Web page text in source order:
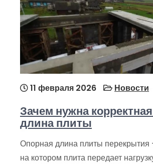
11 февраля 2026 Новости
Зачем нужна
длина плиты
Опорная длина плиты перекрытия
на котором плита передает